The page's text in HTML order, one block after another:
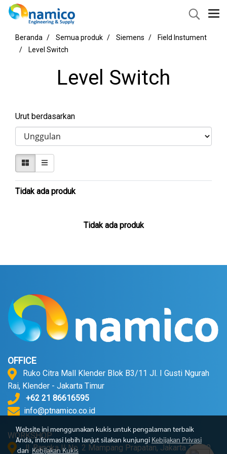
Beranda Semua produk Siemens
Field Instument
Level Switch
Level Switch
Urut berdasarkan
Tidak ada produk
Tidak ada produk
OFFICE
Ruko Citra Mall Klender Blok B3/11 Jl. I Gusti Ngurah
Rai, Klender - Jakarta Timur
+62 21 86616595
info@ptnamico.co.id
WORKSHOP
Jl. Bangka II No. 2 Mampang Prapatan, Jakarta 12720.
Website ini menggunakan kukis untuk pengalaman terbaik
Anda, informasi lebih lanjut silakan kunjungi Kebijakan Privasi
dan Kebijakan Kukis